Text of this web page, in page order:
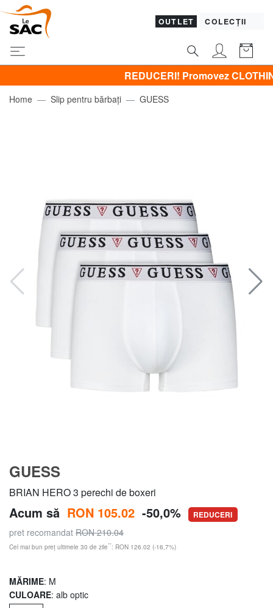
OUTLET COLECȚII
REDUCERI! Promovez CLOTHING
Home Slip pentru bărbați GUESS
GUESS
BRIAN HERO 3 perechi de boxeri
Acum să RON 105.02 -50,0% REDUCERI
pret recomandat RON 210.04
Cel mai bun preț ultimele 30 de zile**: RON 126.02 (-16,7%)
MĂRIME: M
CULOARE: alb optic